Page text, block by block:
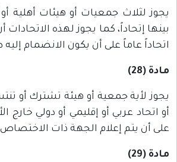
يجوز لثلاث جمعيات أو هيئات أهلية
بينها إتحاداً، كما يجوز لهذه
اتحاداً عاماً على أن يكون الانضمام إليه
مادة (28)
يجوز لأية جمعية أو هيئة تشترك أو
أو اتحاد عربي أو إقليمي أو دولي خارج
على أن يتم إعلام الجهة ذات
مادة (29)